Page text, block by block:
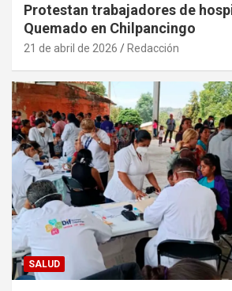
Protestan trabajadores de
Quemado en Chilpancingo
21 de abril de 2026 Redacción
SALUD